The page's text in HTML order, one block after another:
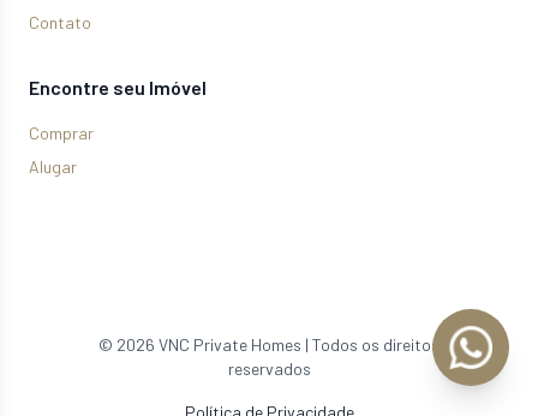
Contato
Encontre seu Imóvel
Comprar
Alugar
© 2026 VNC Private Homes | Todos os direitos
reservados
Política de Privacidade